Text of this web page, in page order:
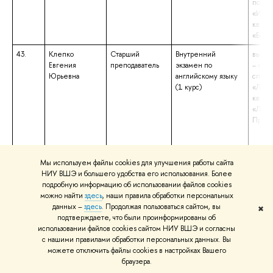
Мы используем файлы cookies для улучшения работы сайта
НИУ ВШЭ и большего удобства его использования. Более
подробную информацию об использовании файлов cookies
можно найти здесь, наши правила обработки персональных
данных –здесь. Продолжая пользоваться сайтом, вы
подтверждаете, что были проинформированы об
использовании файлов cookies сайтом НИУ ВШЭ и согласны
с нашими правилами обработки персональных данных. Вы
можете отключить файлы cookies в настройках Вашего
браузера.
✖
43.
Клепко
Евгения
Юрьевна
Старший
преподаватель
Внутренний
экзамен по
английскому языку
(1 курс)
–